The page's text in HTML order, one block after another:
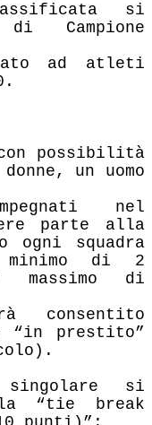
si
Campione
ad atleti
possibilità
un uomo
nel
parte alla
ogni squadra
minimo di 2
di
consentito
“in prestito”
si
“tie break